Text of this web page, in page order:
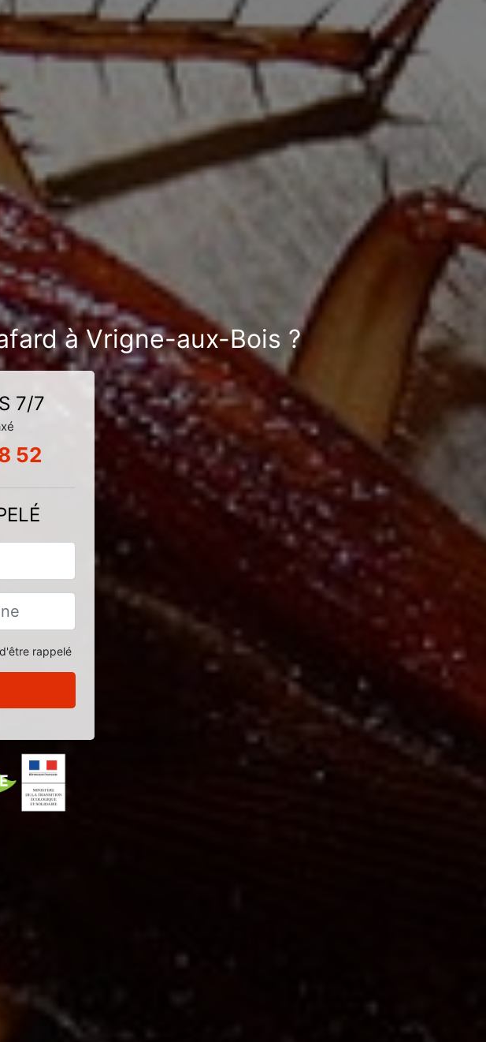
à Vrigne-aux-Bois ?
7/7
52
rappelé